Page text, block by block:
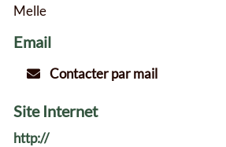
Melle
Email
Contacter par mail
Site Internet
http://